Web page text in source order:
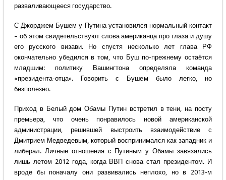
разваливающееся государство.
С Джорджем Бушем у Путина установился нормальный контакт
– об этом свидетельствуют слова американца про глаза и душу
его русского визави. Но спустя несколько лет глава РФ
окончательно убедился в том, что Буш по-прежнему остаётся
младшим: политику Вашингтона определяла команда
«президента-отца». Говорить с Бушем было легко, но
безполезно.
Приход в Белый дом Обамы Путин встретил в тени, на посту
премьера, что очень понравилось новой американской
администрации, решившей выстроить взаимодействие с
Дмитрием Медведевым, который воспринимался как западник и
либерал. Личные отношения с Путиным у Обамы завязались
лишь летом 2012 года, когда ВВП снова стал президентом. И
вроде бы поначалу они развивались неплохо, но в 2013-м